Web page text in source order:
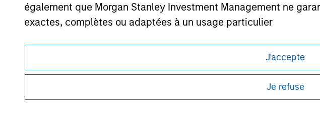
également que Morgan Stanley Investment Management ne
exactes, complètes ou adaptées à un usage particulier
Les demandes de souscription d'actions de l'un des
des informations contenues dans le Prospectus, le Rapport
Les informations présentées sur le site Web sont, à la
veillé à ce que ce soit le cas), conformes à la réalité et ne
J'accepte
Je refuse
Ce document est une communication promotionnelle.
procédure, car celles-ci mentionnent des restrictions légales et réglementaires
des informations relatives aux produits d’investissement de Morgan Stanley